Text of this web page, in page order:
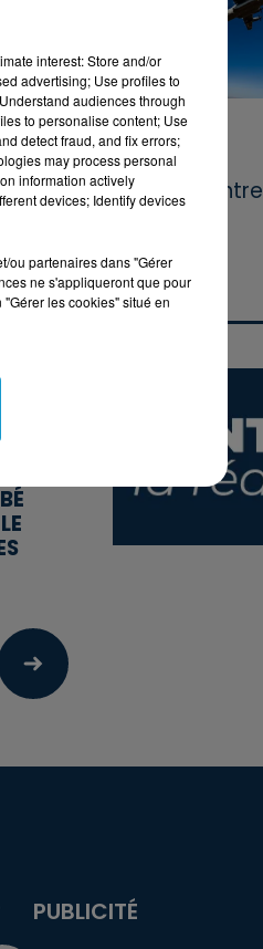
:
20 juillet 2026
A400M : le
géant de
l'armée entre
en guerre
flammes
PUBLICITÉ
interest: Store and/or
advertising; Use profiles to
audiences through
to personalise content; Use
detect fraud, and fix errors;
may process personal
information actively
devices; Identify devices
ou partenaires dans "Gérer
ne s'appliqueront que pour
les cookies" situé en